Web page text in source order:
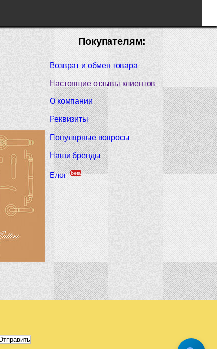
Покупателям:
Возврат и обмен товара
Настоящие отзывы клиентов
О компании
Реквизиты
Популярные вопросы
Наши бренды
Блог beta